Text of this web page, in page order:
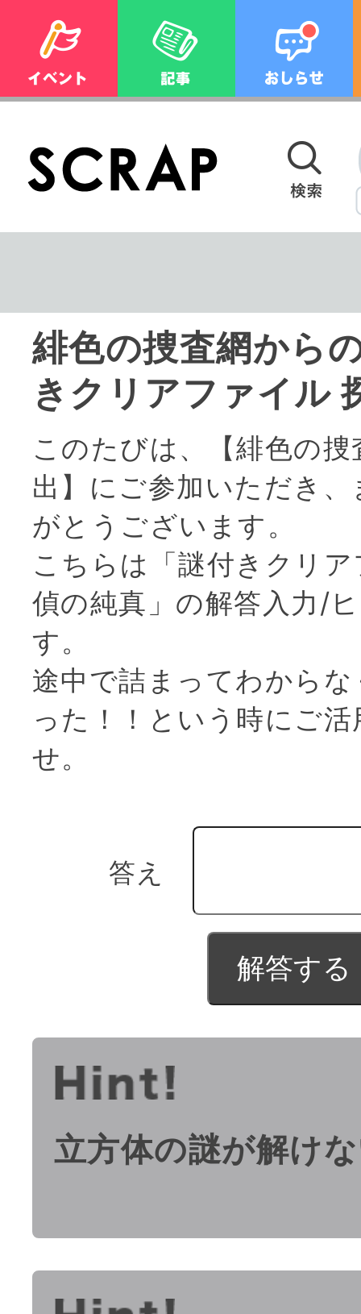
緋色の捜査網から
きクリアファイル
このたびは、【緋色の
出】にご参加いただき
がとうございます。
こちらは「謎付きクリ
偵の純真」の解答入力/
す。
途中で詰まってわから
った！！という時にご
せ。
答え
立方体の謎が解け